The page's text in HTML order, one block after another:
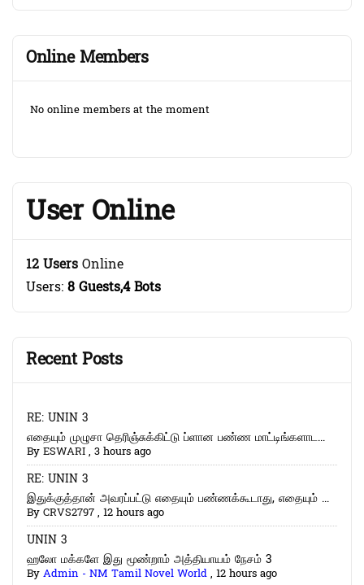
Online Members
No online members at the moment
User Online
12 UsersOnline
Users:8 Guests,4 Bots
Recent Posts
RE: UNIN 3
எதையும் முழுசா தெரிஞ்சுக்கிட்டு ப்ளான பண்ண மாட்டிங்களாட...
ByESWARI, 3 hours ago
RE: UNIN 3
இதுக்குத்தான் அவரப்பட்டு எதையும் பண்ணக்கூடாது, எதையும் ...
ByCRVS2797, 12 hours ago
UNIN 3
ஹலோ மக்களே இது மூண்றாம் அத்தியாயம் நேசம் 3
ByAdmin - NM Tamil Novel World, 12 hours ago